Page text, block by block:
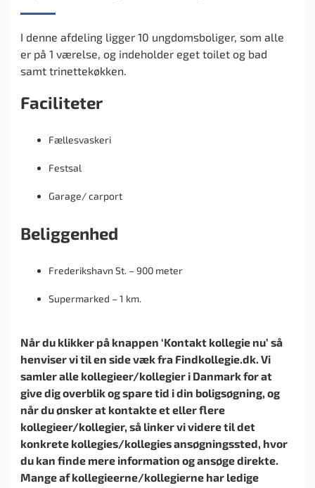
I denne afdeling ligger 10 ungdomsboliger, som alle
er på 1 værelse, og indeholder eget toilet og bad
samt trinettekøkken.
Faciliteter
Fællesvaskeri
Festsal
Garage/ carport
Beliggenhed
Frederikshavn St. – 900 meter
Supermarked – 1 km.
Når du klikker på knappen ‘Kontakt kollegie nu’ så
henviser vi til en side væk fra Findkollegie.dk. Vi
samler alle kollegieer/kollegier i Danmark for at
give dig overblik og spare tid i din boligsøgning, og
når du ønsker at kontakte et eller flere
kollegieer/kollegier, så linker vi videre til det
konkrete kollegies/kollegies ansøgningssted, hvor
du kan finde mere information og ansøge direkte.
Mange af kollegieerne/kollegierne har ledige